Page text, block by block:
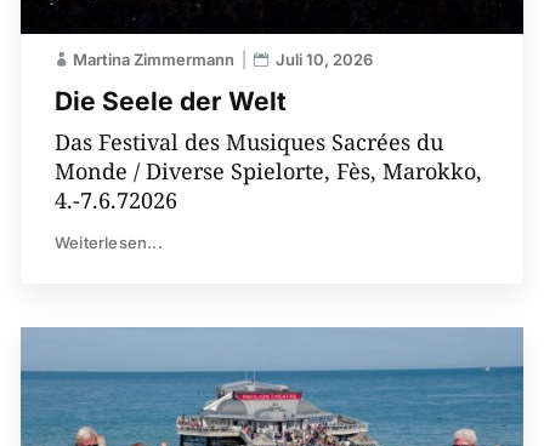
Die Seele der Welt
Martina Zimmermann Juli 10, 2026
Das Festival des Musiques Sacrées du
Monde / Diverse Spielorte, Fès, Marokko,
4.-7.6.72026
Weiterlesen...